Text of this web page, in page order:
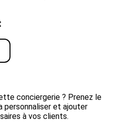
conciergerie ? Prenez le
et ajouter
à vos clients.